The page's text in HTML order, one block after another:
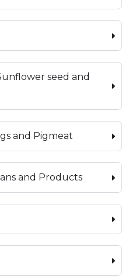
seed and
and Pigmeat
and Products